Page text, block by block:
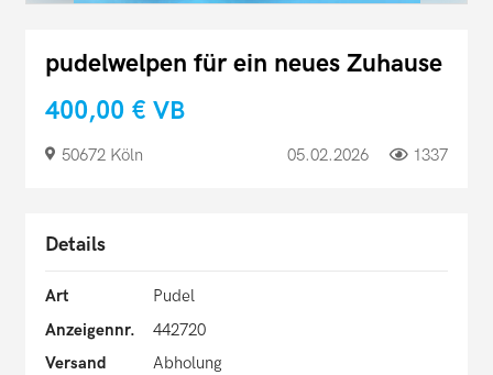
pudelwelpen für ein neues Zuhause
400,00 € VB
50672 Köln 05.02.2026 1337
Details
Art
Pudel
Anzeigennr.
442720
Versand
Abholung